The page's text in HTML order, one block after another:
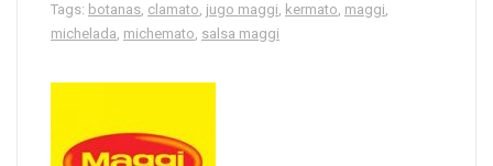
Tags: botanas, clamato, jugo maggi, kermato, maggi,
michelada, michemato, salsa maggi